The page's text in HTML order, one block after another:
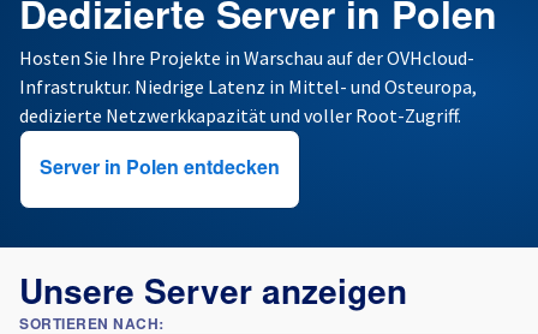
Ihre Wahl des Landes und/oder der Region kann bestimmte Faktoren
wie Währung, Preis und Produktverfügbarkeit ändern.
Frankreich
Vereinigtes Königreich
Dedizierte Server in Polen
Hosten Sie Ihre Projekte in Warschau auf der OVHcloud-
Infrastruktur. Niedrige Latenz in Mittel- und Osteuropa,
dedizierte Netzwerkkapazität und voller Root-Zugriff.
Server in Polen entdecken
Unsere Server anzeigen
SORTIEREN NACH: